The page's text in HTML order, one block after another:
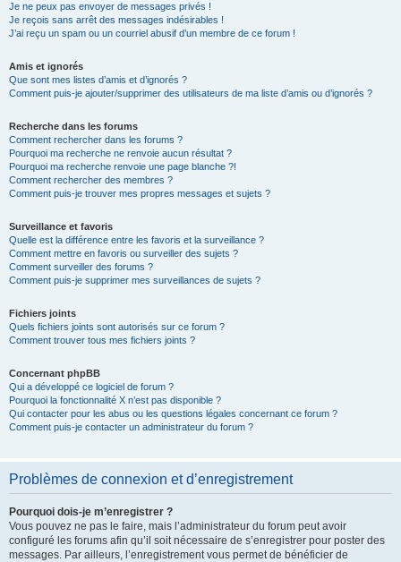
Je ne peux pas envoyer de messages privés !
Je reçois sans arrêt des messages indésirables !
J’ai reçu un spam ou un courriel abusif d’un membre de ce forum !
Amis et ignorés
Que sont mes listes d’amis et d’ignorés ?
Comment puis-je ajouter/supprimer des utilisateurs de ma liste d’amis ou d’ignorés ?
Recherche dans les forums
Comment rechercher dans les forums ?
Pourquoi ma recherche ne renvoie aucun résultat ?
Pourquoi ma recherche renvoie une page blanche ?!
Comment rechercher des membres ?
Comment puis-je trouver mes propres messages et sujets ?
Surveillance et favoris
Quelle est la différence entre les favoris et la surveillance ?
Comment mettre en favoris ou surveiller des sujets ?
Comment surveiller des forums ?
Comment puis-je supprimer mes surveillances de sujets ?
Fichiers joints
Quels fichiers joints sont autorisés sur ce forum ?
Comment trouver tous mes fichiers joints ?
Concernant phpBB
Qui a développé ce logiciel de forum ?
Pourquoi la fonctionnalité X n’est pas disponible ?
Qui contacter pour les abus ou les questions légales concernant ce forum ?
Comment puis-je contacter un administrateur du forum ?
Problèmes de connexion et d’enregistrement
Pourquoi dois-je m’enregistrer ?
Vous pouvez ne pas le faire, mais l’administrateur du forum peut avoir
configuré les forums afin qu’il soit nécessaire de s’enregistrer pour poster des
messages. Par ailleurs, l’enregistrement vous permet de bénéficier de